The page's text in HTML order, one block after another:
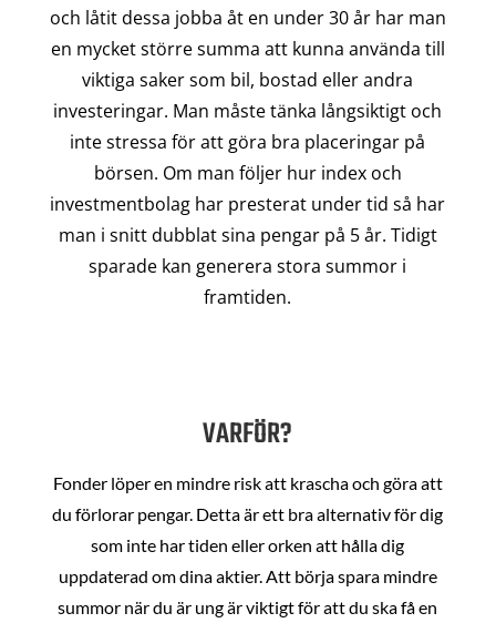
och låtit dessa jobba åt en under 30 år har man
en mycket större summa att kunna använda till
viktiga saker som bil, bostad eller andra
investeringar. Man måste tänka långsiktigt och
inte stressa för att göra bra placeringar på
börsen. Om man följer hur index och
investmentbolag har presterat under tid så har
man i snitt dubblat sina pengar på 5 år. Tidigt
sparade kan generera stora summor i
framtiden.
VARFÖR?
Fonder löper en mindre risk att krascha och göra att
du förlorar pengar. Detta är ett bra alternativ för dig
som inte har tiden eller orken att hålla dig
uppdaterad om dina aktier. Att börja spara mindre
summor när du är ung är viktigt för att du ska få en